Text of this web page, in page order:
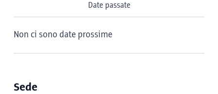
Date passate
Non ci sono date prossime
Sede